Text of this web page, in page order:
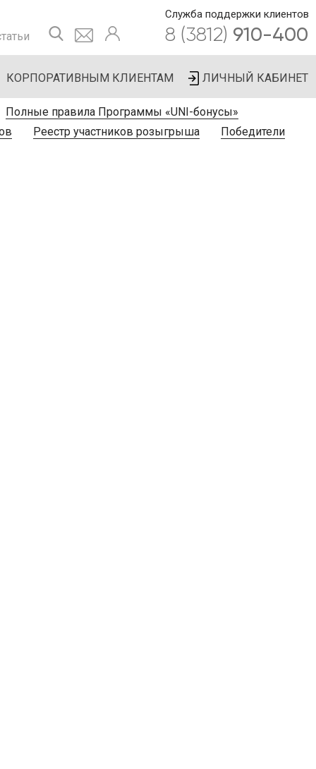
Служба поддержки клиентов
8 (3812) 910-400
КОРПОРАТИВНЫМ КЛИЕНТАМ ЛИЧНЫЙ КАБИНЕТ
Полные правила Программы «UNI-бонусы»
Реестр участников розыгрыша Победители